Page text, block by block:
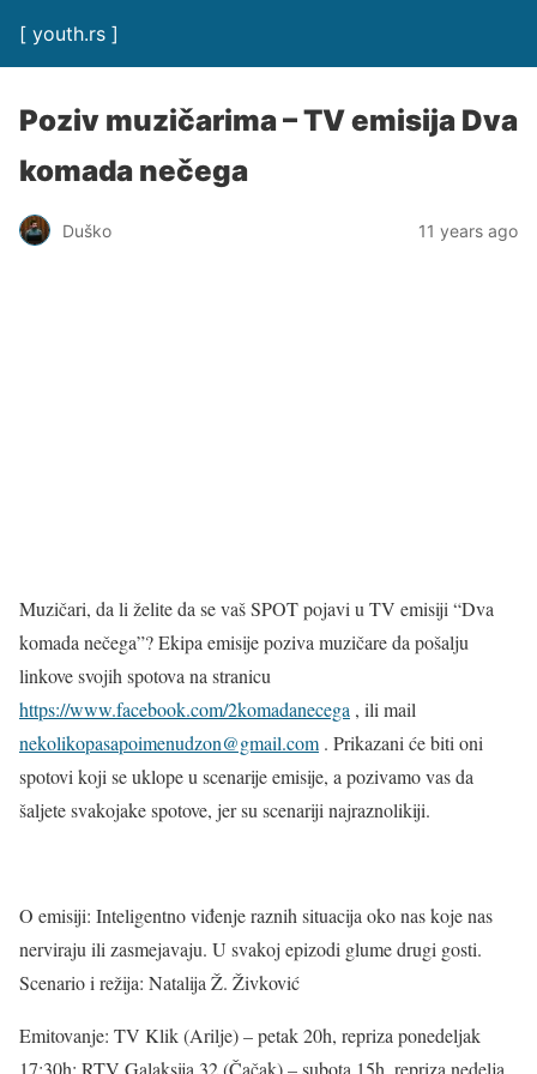
[ youth.rs ]
Poziv muzičarima – TV emisija Dva
komada nečega
Duško 11 years ago
Muzičari, da li želite da se vaš SPOT pojavi u TV emisiji “Dva
komada nečega”? Ekipa emisije poziva muzičare da pošalju
linkove svojih spotova na stranicu
https://www.facebook.com/2komadanecega , ili mail
nekolikopasapoimenudzon@gmail.com . Prikazani će biti oni
spotovi koji se uklope u scenarije emisije, a pozivamo vas da
šaljete svakojake spotove, jer su scenariji najraznolikiji.
O emisiji: Inteligentno viđenje raznih situacija oko nas koje nas
nerviraju ili zasmejavaju. U svakoj epizodi glume drugi gosti.
Scenario i režija: Natalija Ž. Živković
Emitovanje: TV Klik (Arilje) – petak 20h, repriza ponedeljak
17:30h; RTV Galaksija 32 (Čačak) – subota 15h, repriza nedelja